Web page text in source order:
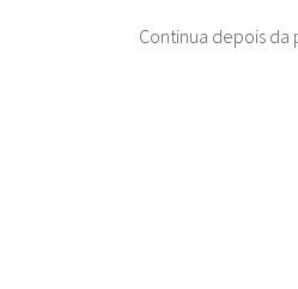
Continua depois da